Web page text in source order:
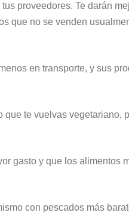
proveedores. Te darán
que no se venden
en transporte, y sus
te vuelvas vegetariano,
gasto y que los alimentos
con pescados más